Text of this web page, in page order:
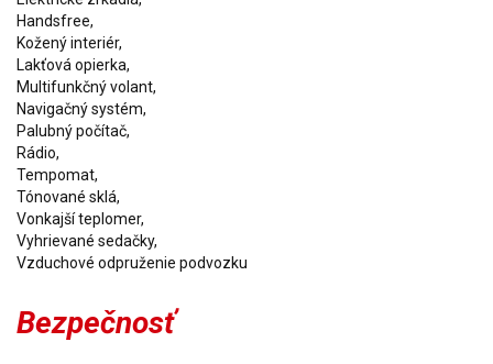
Handsfree,
Kožený interiér,
Lakťová opierka,
Multifunkčný volant,
Navigačný systém,
Palubný počítač,
Rádio,
Tempomat,
Tónované sklá,
Vonkajší teplomer,
Vyhrievané sedačky,
Bezpečnosť